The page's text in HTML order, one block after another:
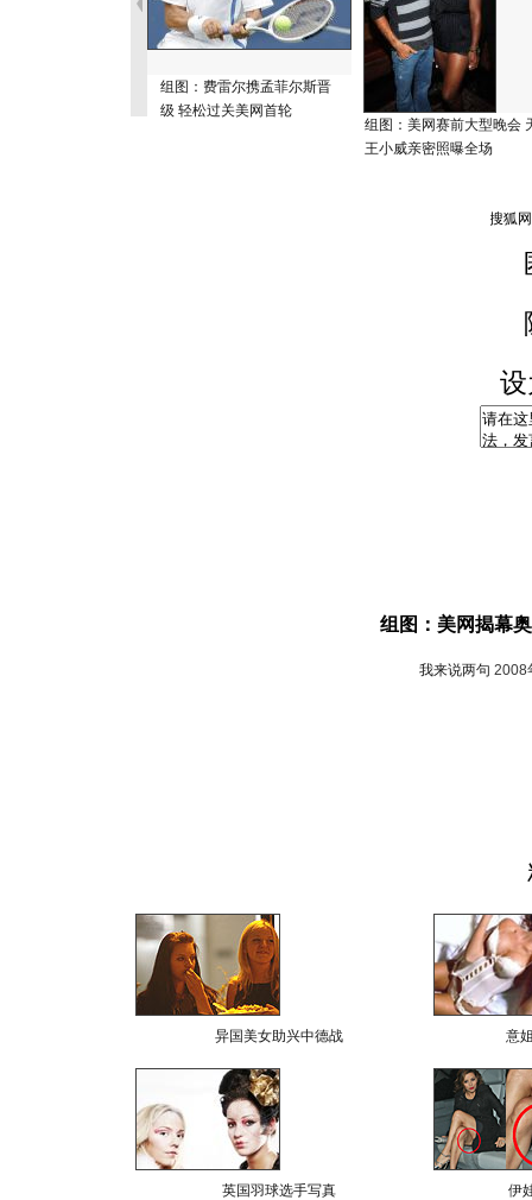
组图：费雷尔携孟菲尔斯晋
级 轻松过关美网首轮
组图：美网赛前大型晚会
王小威亲密照曝全场
组图：美网揭幕
我来说两句 2008
异国美女助兴中德战 意
英国羽球选手写真 伊